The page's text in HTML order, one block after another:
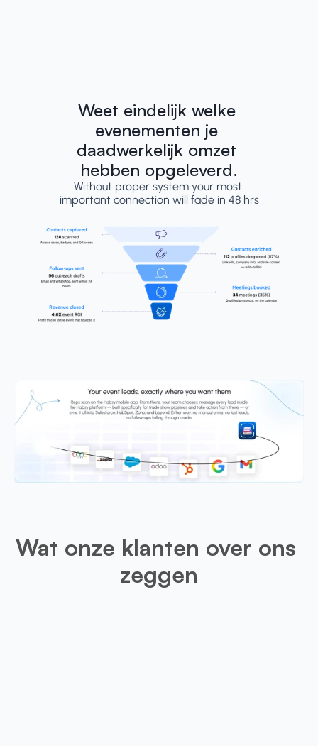
Weet eindelijk welke
evenementen je
daadwerkelijk omzet
hebben opgeleverd.
Without proper system your most
important connection will fade in 48 hrs
Wat onze klanten over ons
zeggen